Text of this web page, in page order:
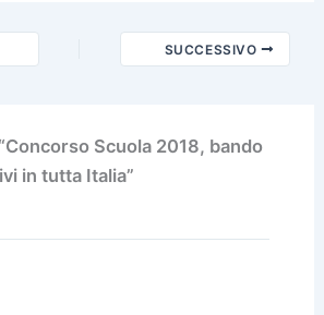
SUCCESSIVO
Scuola 2018, bando
in tutta Italia”